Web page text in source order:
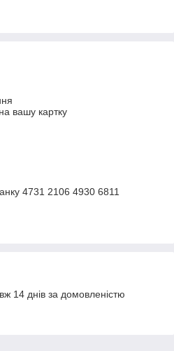
вашу картку
4731 2106 4930 6811
14 днів за домовленістю